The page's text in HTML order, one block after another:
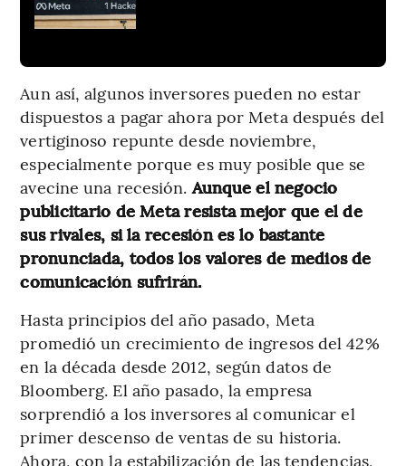
Aun así, algunos inversores pueden no estar
dispuestos a pagar ahora por Meta después del
vertiginoso repunte desde noviembre,
especialmente porque es muy posible que se
avecine una recesión.Aunque el negocio
publicitario de Meta resista mejor que el de
sus rivales, si la recesión es lo bastante
pronunciada, todos los valores de medios de
comunicación sufrirán.
Hasta principios del año pasado, Meta
promedió un crecimiento de ingresos del 42%
en la década desde 2012, según datos de
Bloomberg. El año pasado, la empresa
sorprendió a los inversores al comunicar el
primer descenso de ventas de su historia.
Ahora, con la estabilización de las tendencias,